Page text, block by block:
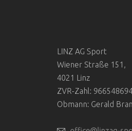
LINZ AG Sport
Wiener Straße 151,
4021 Linz
ZVR-Zahl:
Obmann: Gerald